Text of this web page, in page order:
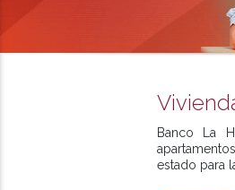
Banco La
estado para